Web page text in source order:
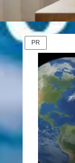
PR